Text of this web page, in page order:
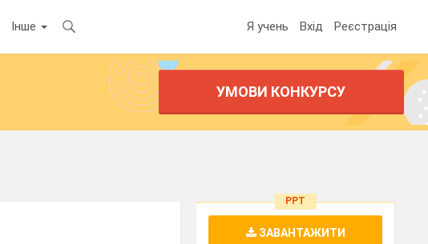
Інше Я учень Вхід Реєстрація
УМОВИ КОНКУРСУ
PPT
ЗАВАНТАЖИТИ